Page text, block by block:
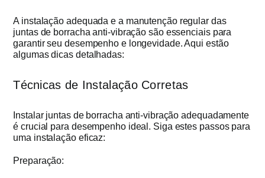
A instalação adequada e a manutenção regular das
juntas de borracha anti-vibração são essenciais para
garantir seu desempenho e longevidade. Aqui estão
algumas dicas detalhadas:
Técnicas de Instalação Corretas
Instalar juntas de borracha anti-vibração adequadamente
é crucial para desempenho ideal. Siga estes passos para
uma instalação eficaz:
Preparação: